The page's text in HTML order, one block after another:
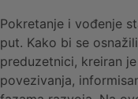
Pokretanje i vođenje
put. Kako bi se
preduzetnici, kreiran
povezivanja,